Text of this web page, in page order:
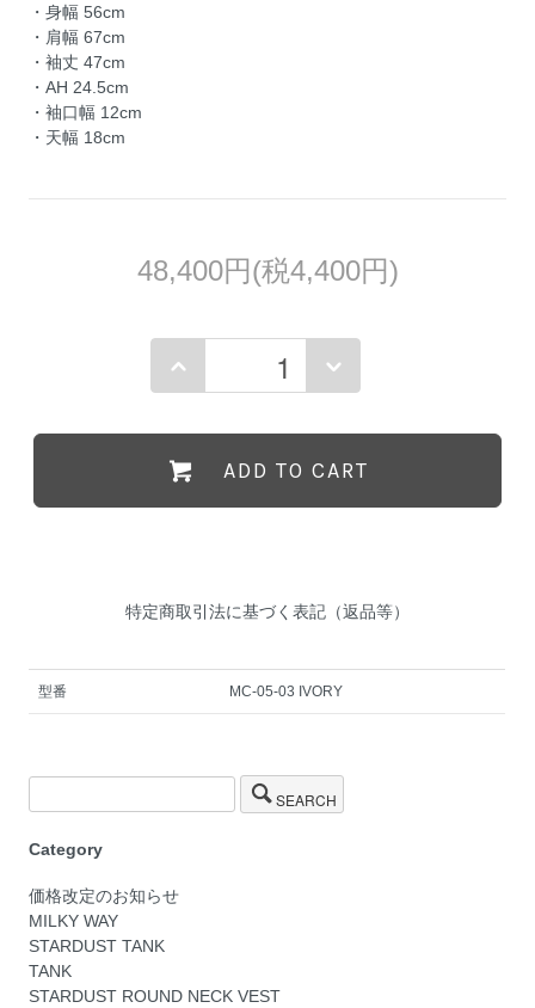
・身幅 56cm
・肩幅 67cm
・袖丈 47cm
・AH 24.5cm
・袖口幅 12cm
・天幅 18cm
48,400円(税4,400円)
ADD TO CART
特定商取引法に基づく表記（返品等）
型番 MC-05-03 IVORY
SEARCH
Category
価格改定のお知らせ
MILKY WAY
STARDUST TANK
TANK
STARDUST ROUND NECK VEST